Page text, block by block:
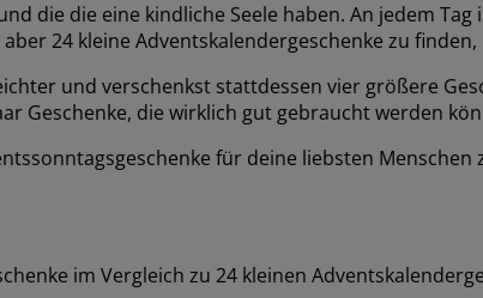
die die eine kindliche Seele haben. An jedem Tag
24 kleine Adventskalendergeschenke zu
und verschenkst stattdessen vier größere
Geschenke, die wirklich gut gebraucht werden
für deine liebsten Menschen
im Vergleich zu 24 kleinen